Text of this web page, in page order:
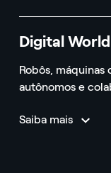
Digital World
Robôs,
autônomos e
Saiba mais